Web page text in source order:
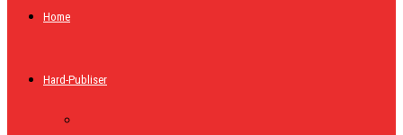
Home
Hard-Publiser